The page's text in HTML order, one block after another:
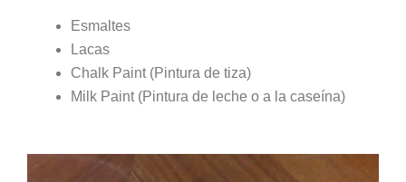
Esmaltes
Lacas
Chalk Paint (Pintura de tiza)
Milk Paint (Pintura de leche o a la caseína)